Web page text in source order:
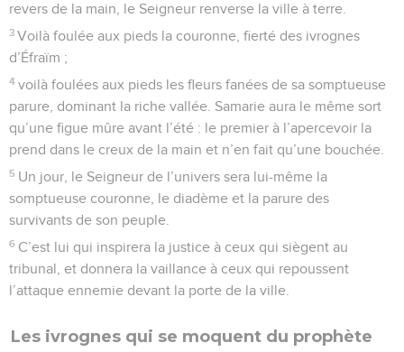
revers de la main, le Seigneur renverse la ville à terre.
3 Voilà foulée aux pieds la couronne, fierté des ivrognes
d’Éfraïm ;
4 voilà foulées aux pieds les fleurs fanées de sa somptueuse
parure, dominant la riche vallée. Samarie aura le même sort
qu’une figue mûre avant l’été : le premier à l’apercevoir la
prend dans le creux de la main et n’en fait qu’une bouchée.
5 Un jour, le Seigneur de l’univers sera lui-même la
somptueuse couronne, le diadème et la parure des
survivants de son peuple.
6 C’est lui qui inspirera la justice à ceux qui siègent au
tribunal, et donnera la vaillance à ceux qui repoussent
l’attaque ennemie devant la porte de la ville.
Les ivrognes qui se moquent du prophète